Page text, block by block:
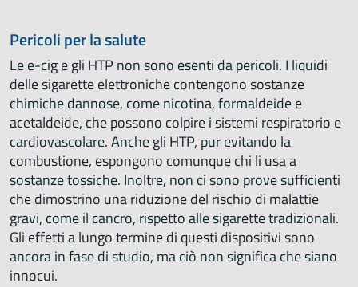
Pericoli per la salute
Le e-cig e gli HTP non sono esenti da pericoli. I liquidi
delle sigarette elettroniche contengono sostanze
chimiche dannose, come nicotina, formaldeide e
acetaldeide, che possono colpire i sistemi respiratorio e
cardiovascolare. Anche gli HTP, pur evitando la
combustione, espongono comunque chi li usa a
sostanze tossiche. Inoltre, non ci sono prove sufficienti
che dimostrino una riduzione del rischio di malattie
gravi, come il cancro, rispetto alle sigarette tradizionali.
Gli effetti a lungo termine di questi dispositivi sono
ancora in fase di studio, ma ciò non significa che siano
innocui.